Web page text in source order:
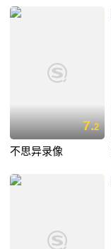
7.2
不思异录像